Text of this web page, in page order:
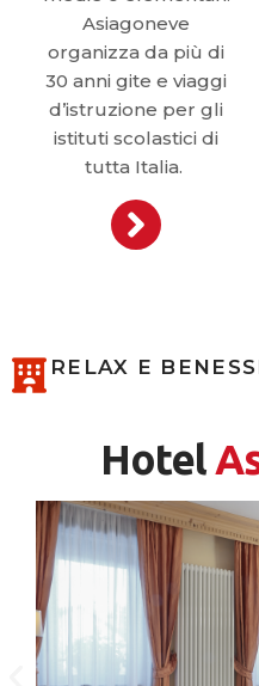
Asiagoneve
organizza da più di
30 anni gite e viaggi
d’istruzione per gli
istituti scolastici di
tutta Italia.
RELAX E
Hotel